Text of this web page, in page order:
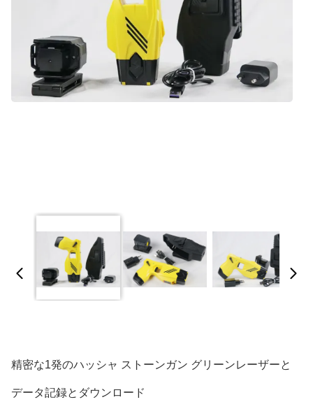
精密な1発のハッシャ ストーンガン グリーンレーザーと
データ記録とダウンロード